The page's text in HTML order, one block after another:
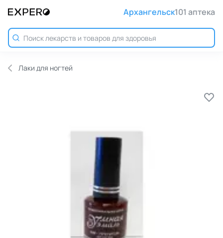
Архангельск101 аптека
Лаки для ногтей